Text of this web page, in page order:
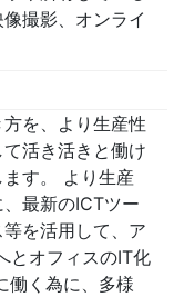
撮影、オンライ
を、より生産性
活き活きと働け
す。 より生産
最新のICTツー
を活用して、ア
とオフィスのIT化
働く為に、多様